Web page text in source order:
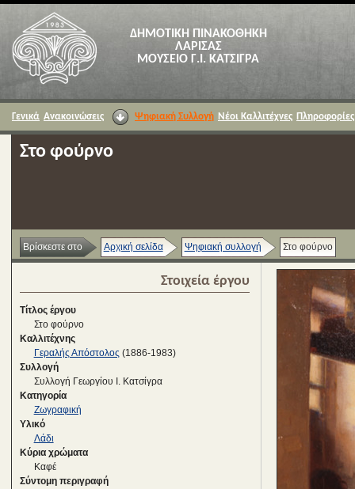
ΔΗΜΟΤΙΚΗ ΠΙΝΑΚΟΘΗΚΗ
ΛΑΡΙΣΑΣ
ΜΟΥΣΕΙΟ Γ.Ι. ΚΑΤΣΙΓΡΑ
Γενικά Ανακοινώσεις Ψηφιακή Συλλογή Νέοι Καλλιτέχνες Πληροφορίες
Στο φούρνο
Βρίσκεστε στο Αρχική σελίδα Ψηφιακή συλλογή Στο φούρνο
Στοιχεία έργου
Τίτλος έργου
Στο φούρνο
Καλλιτέχνης
Γεραλής Απόστολος (1886-1983)
Συλλογή
Συλλογή Γεωργίου Ι. Κατσίγρα
Κατηγορία
Ζωγραφική
Υλικό
Λάδι
Κύρια χρώματα
Καφέ
Σύντομη περιγραφή